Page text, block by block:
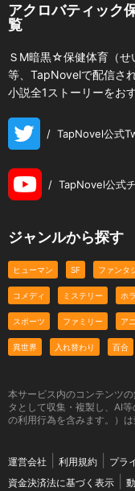
アクロバティック
覧
ＳM暗黒☆保健体育（せ
等、TapNovelで配信さ
小説全1ストーリーをお
/ TapNovel公式
/ TapNovel公式
ジャンルから探す
ヒューマン SF ファンタ
コメディ ミステリー ホ
スポーツ ファミリー ア
異世界 入れ替わり 百合
本サービス内のコンテンツ
タとして収集・複製し、AI
の利用行為を含みます。）は
運営会社 利用規約 プラ
資金決済法に基づく表示